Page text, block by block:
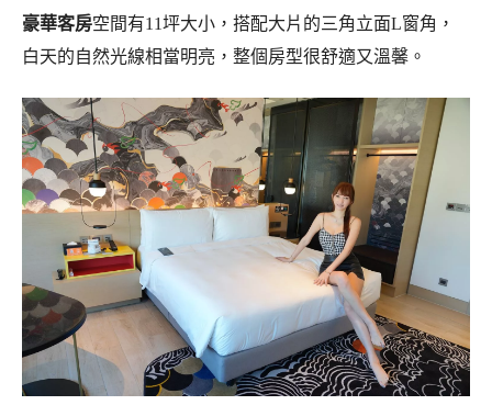
豪華客房空間有11坪大小，搭配大片的三角立面L窗角，
白天的自然光線相當明亮，整個房型很舒適又溫馨。